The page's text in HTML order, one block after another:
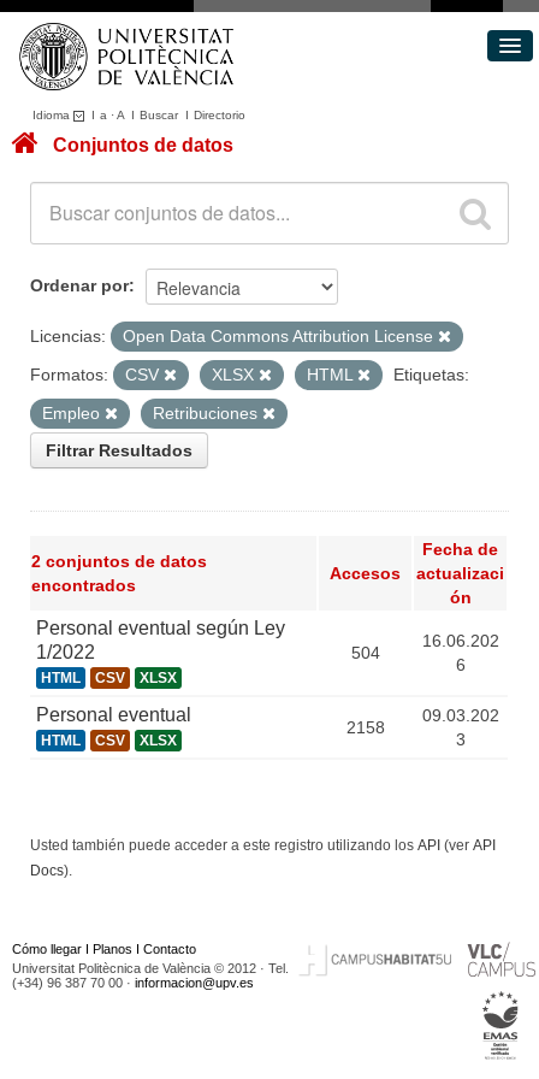
Idioma I a ·A I BuscarI Directorio
Conjuntos de datos
Acerca de
Portal de Transparencia
Conjuntos de datos
Ordenar por
Licencias:
Open Data Commons Attribution License
Formatos:
CSV XLSX HTML
Etiquetas:
Empleo
Retribuciones
Filtrar Resultados
2 conjuntos de datos
encontrados
Accesos
Fecha de
actualizaci
ón
Personal eventual según Ley
1/2022
HTML CSV XLSX
504
16.06.202
6
Personal eventual
HTML CSV XLSX
2158
09.03.202
3
Usted también puede acceder a este registro utilizando los API (ver API
Docs).
Cómo llegar I Planos I Contacto
Universitat Politècnica de València © 2012 · Tel.
(+34) 96 387 70 00 · informacion@upv.es